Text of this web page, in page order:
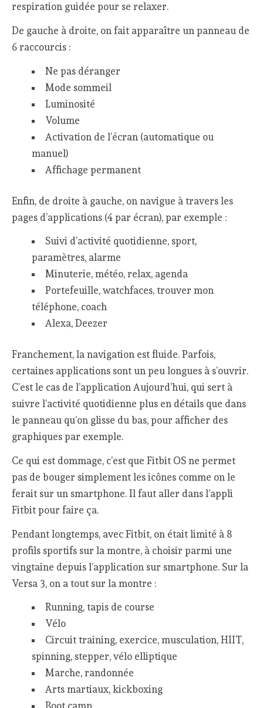
respiration guidée pour se relaxer.
De gauche à droite, on fait apparaître un panneau de
6 raccourcis :
Ne pas déranger
Mode sommeil
Luminosité
Volume
Activation de l’écran (automatique ou
manuel)
Affichage permanent
Enfin, de droite à gauche, on navigue à travers les
pages d’applications (4 par écran), par exemple :
Suivi d’activité quotidienne, sport,
paramètres, alarme
Minuterie, météo, relax, agenda
Portefeuille, watchfaces, trouver mon
téléphone, coach
Alexa, Deezer
Franchement, la navigation est fluide. Parfois,
certaines applications sont un peu longues à s’ouvrir.
C’est le cas de l’application Aujourd’hui, qui sert à
suivre l’activité quotidienne plus en détails que dans
le panneau qu’on glisse du bas, pour afficher des
graphiques par exemple.
Ce qui est dommage, c’est que Fitbit OS ne permet
pas de bouger simplement les icônes comme on le
ferait sur un smartphone. Il faut aller dans l’appli
Fitbit pour faire ça.
Pendant longtemps, avec Fitbit, on était limité à 8
profils sportifs sur la montre, à choisir parmi une
vingtaine depuis l’application sur smartphone. Sur la
Versa 3, on a tout sur la montre :
Running, tapis de course
Vélo
Circuit training, exercice, musculation, HIIT,
spinning, stepper, vélo elliptique
Marche, randonnée
Arts martiaux, kickboxing